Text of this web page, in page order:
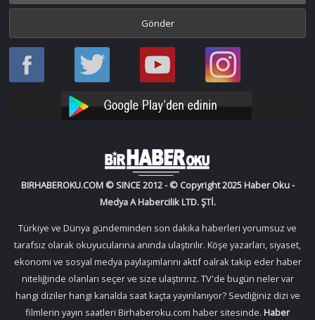
Haber
Oku
Haber
Oku
Bir
Haber
YouTube
Bir
Haber
Instagram
BIRHABEROKU.COM © SINCE 2012 - © Copyright 2025 Haber Oku -
Medya A Habercilik LTD. ŞTİ.
Türkiye ve Dünya gündeminden son dakika haberleri yorumsuz ve
tarafsız olarak okuyucularına anında ulaştırılır. Köşe yazarları, siyaset,
ekonomi ve sosyal medya paylaşımlarını aktif oalrak takip eder haber
niteliğinde olanları seçer ve size ulaştırırız. TV'de bugün neler var
hangi diziler hangi kanalda saat kaçta yayınlanıyor? Sevdiğiniz dizi ve
filmlerin yayın saatleri Birhaberoku.com haber sitesinde. Haber